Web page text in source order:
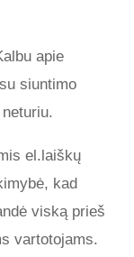
apie
siuntimo
el.laiškų
kad
viską prieš
vartotojams.